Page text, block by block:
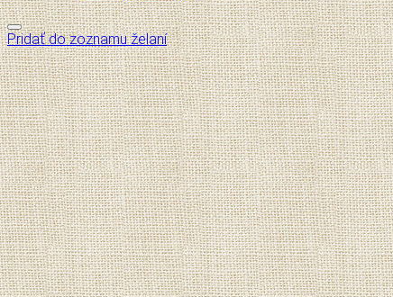
Pridať do zoznamu želaní